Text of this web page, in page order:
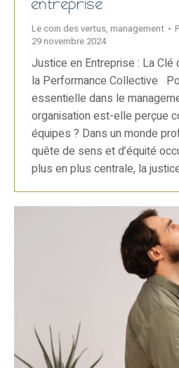
entreprise
Le coin des vertus, management
29 novembre 2024
Justice en Entreprise : La Clé
la Performance Collective
essentielle dans le
organisation est-elle perçue
équipes ? Dans un monde
quête de sens et d’équité
plus en plus centrale, la